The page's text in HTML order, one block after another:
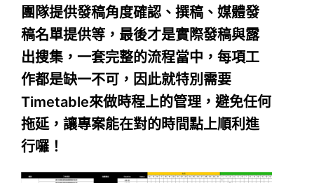
團隊提供發稿角度確認、撰稿、媒體發
稿名單提供等，最後才是實際發稿與露
出搜集，一套完整的流程當中，每項工
作都是缺一不可，因此就特別需要
Timetable來做時程上的管理，避免任何
拖延，讓專案能在對的時間點上順利進
行囉！